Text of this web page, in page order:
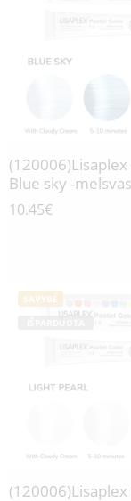
(120006)Lisaplex
Blue sky -melsvas
10.45€
SAVYBĖ
(120006)Lisaplex